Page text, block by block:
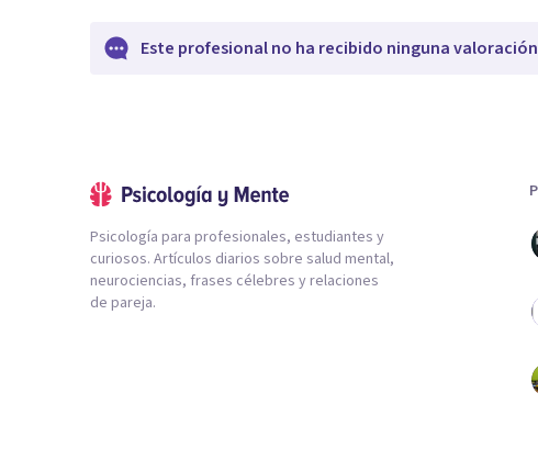
Este profesional no ha recibido ninguna valoración
Psicología para profesionales, estudiantes y
curiosos. Artículos diarios sobre salud mental,
neurociencias, frases célebres y relaciones
de pareja.